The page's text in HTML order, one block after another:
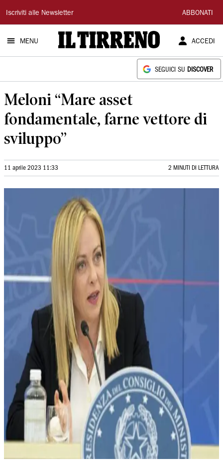
Il
Tirreno
Iscriviti alle Newsletter ABBONATI
MENU ACCEDI
SEGUICI SU DISCOVER
Meloni “Mare asset
fondamentale, farne vettore di
sviluppo”
11 aprile 2023 11:33 2 MINUTI DI LETTURA